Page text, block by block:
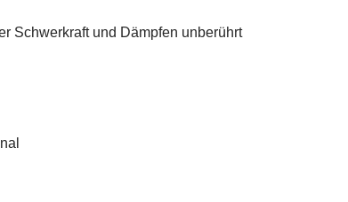
Schwerkraft und Dämpfen unberührt